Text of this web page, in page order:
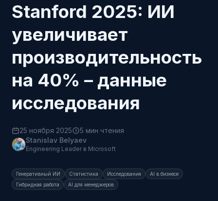
Stanford 2025: ИИ
увеличивает
производительность
на 40% – данные
исследования
25 ноября 2025
5 мин чтения
Stanislav Belyaev
Engineering Leader в Microsoft
Генеративный ИИ Статистика Исследования
AI в бизнесе
Гибридная работа
AI для менеджеров